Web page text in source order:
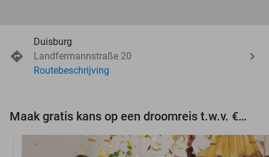
Duisburg
Landfermannstraße 20
Routebeschrijving
Maak gratis kans op een droomreis t.w.v. €3.000!